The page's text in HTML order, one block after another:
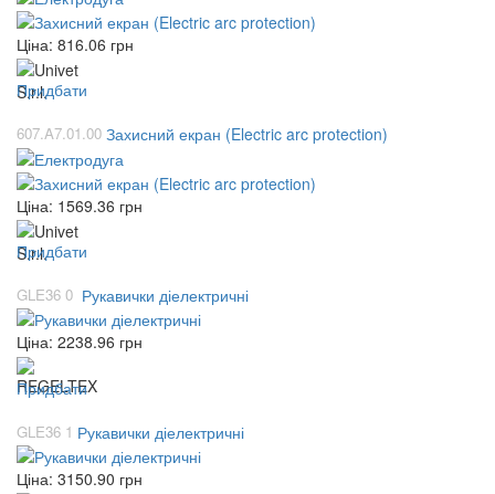
Ціна: 816.06 грн
Придбати
607.A7.01.00 Захисний екран (Electric arc protection)
Ціна: 1569.36 грн
Придбати
GLE36 0 Рукавички діелектричні
Ціна: 2238.96 грн
Придбати
GLE36 1 Рукавички діелектричні
Ціна: 3150.90 грн